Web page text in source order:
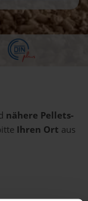
nähere Pellets-
Ihren Ort aus